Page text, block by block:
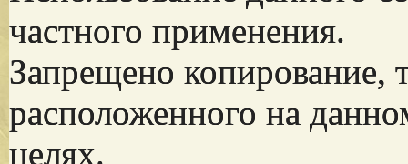
частного применения.
Запрещено копирование,
расположенного на
целях.